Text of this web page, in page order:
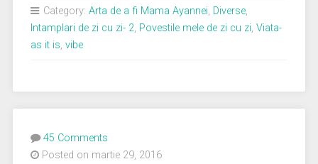
treaba
Category: Arta de a fi Mama Ayannei, Diverse,
Intamplari de zi cu zi- 2, Povestile mele de zi cu zi, Viata-
as it is, vibe
45 Comments
Posted on martie 29, 2016